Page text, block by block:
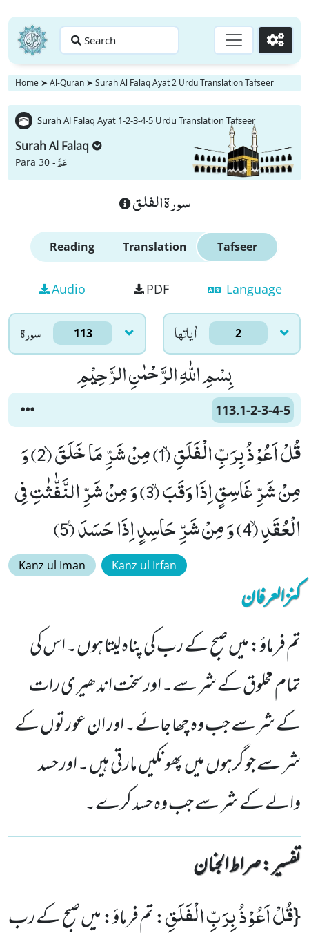
Search Go
Home ➤ Al-Quran ➤ Surah Al Falaq Ayat 2 Urdu Translation Tafseer
Surah Al Falaq Ayat 1-2-3-4-5 Urdu Translation Tafseer
Surah Al Falaq
Para 30 -عَمَّ
سورة الفلق
Reading Translation Tafseer
Audio PDF Language
سورۃ 113 اٰياتها 2
بِسْمِ اللّٰهِ الرَّحْمٰنِ الرَّحِیْمِ
113.1-2-3-4-5
قُلْ اَعُوْذُ بِرَبِّ الْفَلَقِۙ (1) مِنْ شَرِّ مَا خَلَقَۙ (2) وَ
مِنْ شَرِّ غَاسِقٍ اِذَا وَقَبَۙ (3) وَ مِنْ شَرِّ النَّفّٰثٰتِ فِی
الْعُقَدِۙ (4) وَ مِنْ شَرِّ حَاسِدٍ اِذَا حَسَدَ۠ (5)
Kanz ul Iman Kanz ul Irfan
کنزالعرفان
تم فرماؤ: میں صبح کے رب کی پناہ لیتا ہوں۔ اس کی
تمام مخلوق کے شر سے۔ اورسخت اندھیری رات
کے شر سے جب وہ چھاجائے۔ اور ان عورتوں کے
شر سے جو گرہوں میں پھونکیں مارتی ہیں ۔ اور حسد
والے کے شر سے جب وہ حسد کرے۔
تفسیر : ‎صراط الجنان
{قُلْ اَعُوْذُ بِرَبِّ الْفَلَقِ: تم فرماؤ: میں صبح کے رب